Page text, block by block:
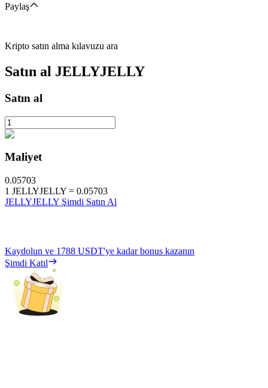
Paylaş
Kripto satın alma kılavuzu ara
Satın al JELLYJELLY
Satın al
Maliyet
0.05703
1 JELLYJELLY = 0.05703
JELLYJELLY Şimdi Satın Al
Kaydolun ve 1788 USDT'ye kadar bonus kazanın
Şimdi Katıl